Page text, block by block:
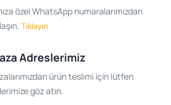
özel WhatsApp numaralarımızdan
Tıklayın
Adreslerimiz
ürün teslimi için lütfen
göz atın.